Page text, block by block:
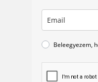
Beleegyezem,